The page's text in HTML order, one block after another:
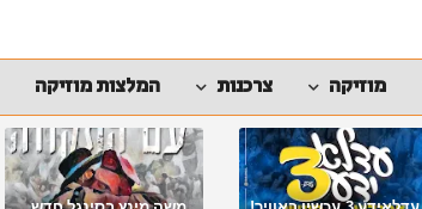
מוזיקה צרכנות המלצות מוזיקה